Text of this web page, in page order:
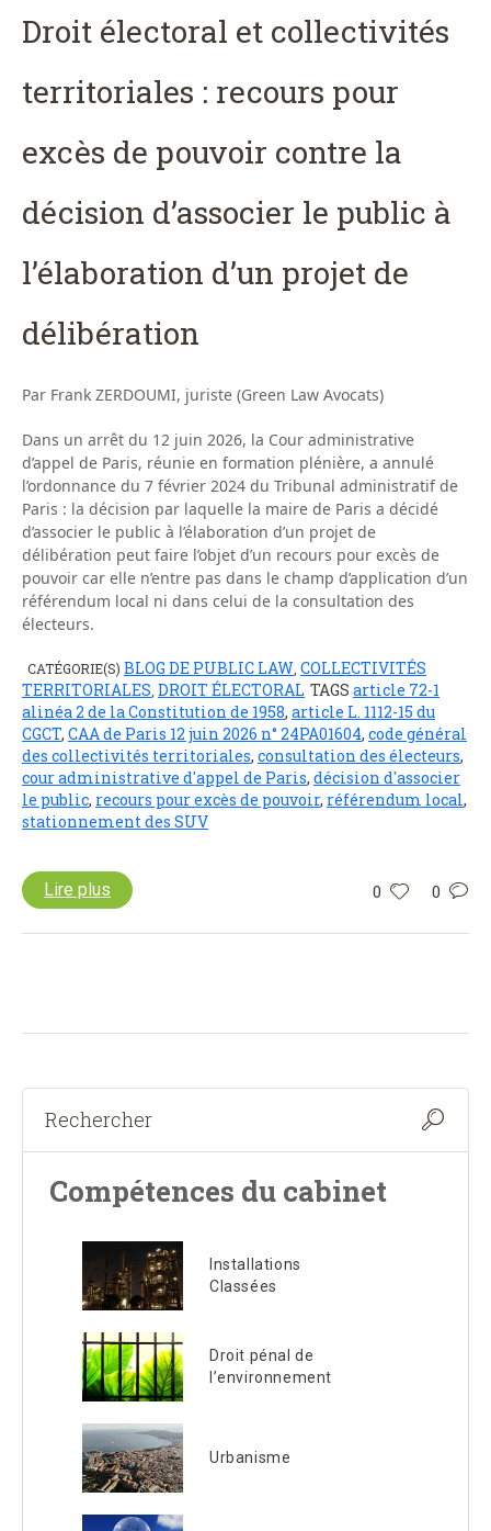
Droit électoral et collectivités
territoriales : recours pour
excès de pouvoir contre la
décision d’associer le public à
l’élaboration d’un projet de
délibération
Par Frank ZERDOUMI, juriste (Green Law Avocats)
Dans un arrêt du 12 juin 2026, la Cour administrative
d’appel de Paris, réunie en formation plénière, a annulé
l’ordonnance du 7 février 2024 du Tribunal administratif de
Paris : la décision par laquelle la maire de Paris a décidé
d’associer le public à l’élaboration d’un projet de
délibération peut faire l’objet d’un recours pour excès de
pouvoir car elle n’entre pas dans le champ d’application d’un
référendum local ni dans celui de la consultation des
électeurs.
CATÉGORIE(S) BLOG DE PUBLIC LAW COLLECTIVITÉS
TERRITORIALES DROIT ÉLECTORAL TAGS article 72-1
alinéa 2 de la Constitution de 1958, article L. 1112-15 du
CGCT, CAA de Paris 12 juin 2026 n° 24PA01604, code général
des collectivités territoriales, consultation des électeurs,
cour administrative d'appel de Paris, décision d'associer
le public, recours pour excès de pouvoir, référendum local,
stationnement des SUV
0 0
Lire plus
Compétences du cabinet
Installations
Classées
Droit pénal de
l’environnement
Urbanisme